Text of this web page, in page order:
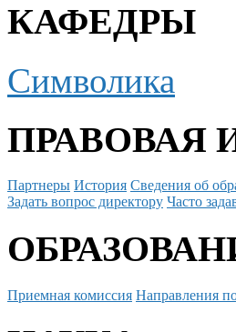
КАФЕДРЫ
Символика
ПРАВОВАЯ
Партнеры История Сведения об
Задать вопрос директору Часто
Приемная комиссия Направления